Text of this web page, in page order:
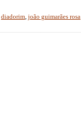
diadorim, joão guimarães rosa